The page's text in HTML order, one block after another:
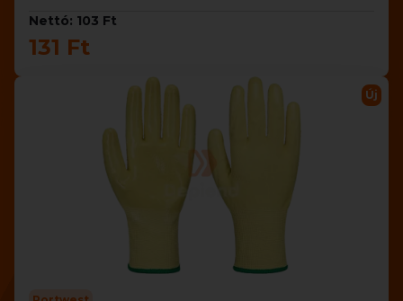
Nettó: 103 Ft
131 Ft
Új